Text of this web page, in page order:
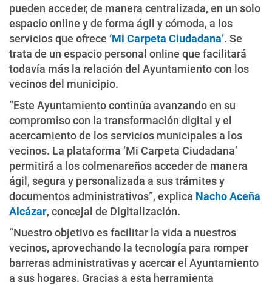
pueden acceder, de manera centralizada, en un solo
espacio online y de forma ágil y cómoda, a los
servicios que ofrece ‘Mi Carpeta Ciudadana’. Se
trata de un espacio personal online que facilitará
todavía más la relación del Ayuntamiento con los
vecinos del municipio.
“Este Ayuntamiento continúa avanzando en su
compromiso con la transformación digital y el
acercamiento de los servicios municipales a los
vecinos. La plataforma ‘Mi Carpeta Ciudadana’
permitirá a los colmenareños acceder de manera
ágil, segura y personalizada a sus trámites y
documentos administrativos”, explica Nacho Aceña
Alcázar, concejal de Digitalización.
“Nuestro objetivo es facilitar la vida a nuestros
vecinos, aprovechando la tecnología para romper
barreras administrativas y acercar el Ayuntamiento
a sus hogares. Gracias a esta herramienta